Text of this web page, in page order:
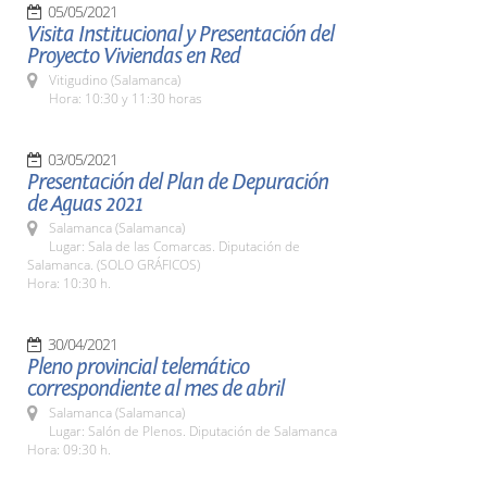
05/05/2021
Visita Institucional y Presentación del
Proyecto Viviendas en Red
Vitigudino (Salamanca)
Hora: 10:30 y 11:30 horas
03/05/2021
Presentación del Plan de Depuración
de Aguas 2021
Salamanca (Salamanca)
Lugar: Sala de las Comarcas. Diputación de
Salamanca. (SOLO GRÁFICOS)
Hora: 10:30 h.
30/04/2021
Pleno provincial telemático
correspondiente al mes de abril
Salamanca (Salamanca)
Lugar: Salón de Plenos. Diputación de Salamanca
Hora: 09:30 h.